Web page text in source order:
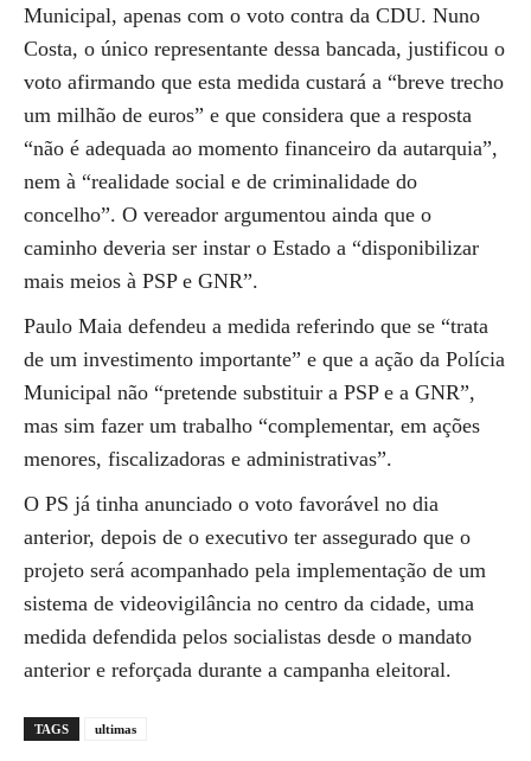
Municipal, apenas com o voto contra da CDU. Nuno
Costa, o único representante dessa bancada, justificou o
voto afirmando que esta medida custará a “breve trecho
um milhão de euros” e que considera que a resposta
“não é adequada ao momento financeiro da autarquia”,
nem à “realidade social e de criminalidade do
concelho”. O vereador argumentou ainda que o
caminho deveria ser instar o Estado a “disponibilizar
mais meios à PSP e GNR”.
Paulo Maia defendeu a medida referindo que se “trata
de um investimento importante” e que a ação da Polícia
Municipal não “pretende substituir a PSP e a GNR”,
mas sim fazer um trabalho “complementar, em ações
menores, fiscalizadoras e administrativas”.
O PS já tinha anunciado o voto favorável no dia
anterior, depois de o executivo ter assegurado que o
projeto será acompanhado pela implementação de um
sistema de videovigilância no centro da cidade, uma
medida defendida pelos socialistas desde o mandato
anterior e reforçada durante a campanha eleitoral.
TAGS ultimas